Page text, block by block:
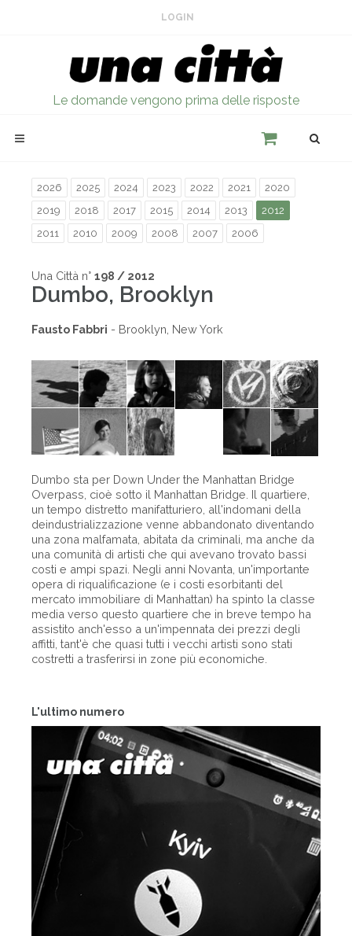
LOGIN
Le domande vengono prima delle risposte
L'ultimo numero
2026 2025 2024 2023 2022 2021
2020
2019
2018 2017 2015 2014 2013
2012
2011
2010 2009 2008 2007 2006
Una Città n° 198 / 2012
Dumbo, Brooklyn
Fausto Fabbri - Brooklyn, New York
Dumbo sta per Down Under the Manhattan Bridge
Overpass, cioè sotto il Manhattan Bridge. Il quartiere,
un tempo distretto manifatturiero, all'indomani della
deindustrializzazione venne abbandonato diventando
una zona malfamata, abitata da criminali, ma anche da
una comunità di artisti che qui avevano trovato bassi
costi e ampi spazi. Negli anni Novanta, un'importante
opera di riqualificazione (e i costi esorbitanti del
mercato immobiliare di Manhattan) ha spinto la classe
media verso questo quartiere che in breve tempo ha
assistito anch'esso a un'impennata dei prezzi degli
affitti, tant'è che quasi tutti i vecchi artisti sono stati
costretti a trasferirsi in zone più economiche.